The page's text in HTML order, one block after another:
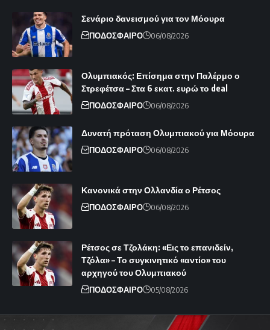
Σενάριο δανεισμού για τον Μόουρα
ΠΟΔΟΣΦΑΙΡΟ 06/08/2026
Ολυμπιακός: Επίσημα στην Παλέρμο ο
Στρεφέτσα – Στα 6 εκατ. ευρώ το deal
ΠΟΔΟΣΦΑΙΡΟ 06/08/2026
Δυνατή πρόταση Ολυμπιακού για Μόουρα
ΠΟΔΟΣΦΑΙΡΟ 06/08/2026
Κανονικά στην Ολλανδία ο Ρέτσος
ΠΟΔΟΣΦΑΙΡΟ 06/08/2026
Ρέτσος σε Τζολάκη: «Εις το επανιδείν,
Τζόλα» – Το συγκινητικό «αντίο» του
αρχηγού του Ολυμπιακού
ΠΟΔΟΣΦΑΙΡΟ 05/08/2026